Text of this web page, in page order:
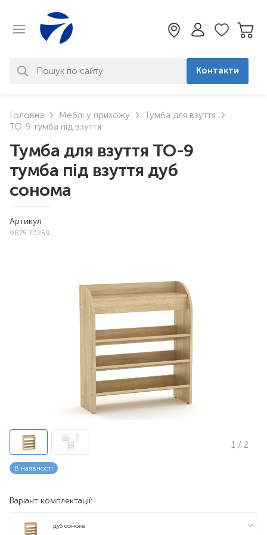
знайдено. Уточніть свій запит
Контакти
Головна Меблі у прихожу
Тумба для взуття
ТО-9 тумба під взуття
Тумба для взуття ТО-9
тумба під взуття дуб
сонома
Артикул:
9875.70259
1 / 2
В наявності
Варіант комплектації:
дуб сонома